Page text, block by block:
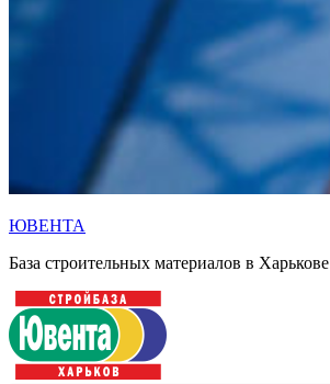
ЮВЕНТА
База строительных материалов в Харькове